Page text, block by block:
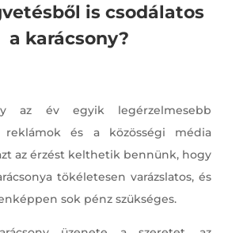
is csodálatos
a karácsony?
az év egyik legérzelmesebb
reklámok és a közösségi média
az érzést kelthetik bennünk, hogy
tökéletesen varázslatos, és
sok pénz szükséges.